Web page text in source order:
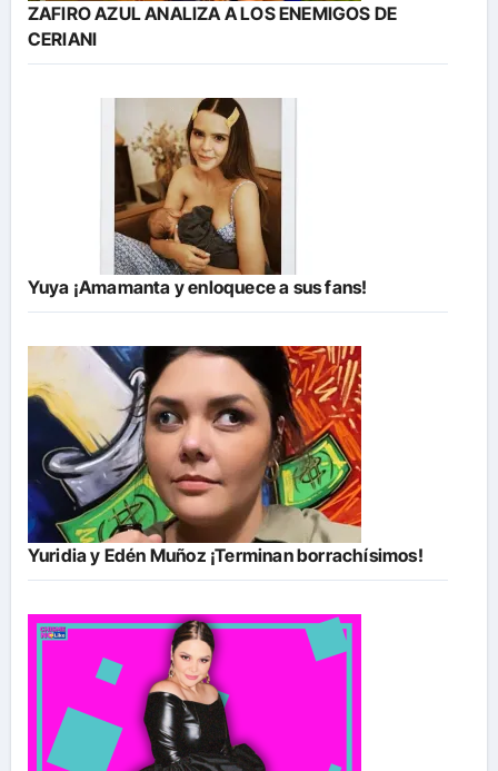
ZAFIRO AZUL ANALIZA A LOS ENEMIGOS DE
CERIANI
Yuya ¡Amamanta y enloquece a sus fans!
Yuridia y Edén Muñoz ¡Terminan borrachísimos!